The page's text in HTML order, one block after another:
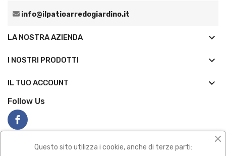
info@ilpatioarredogiardino.it
LA NOSTRA AZIENDA keyboard_arrow_down
I NOSTRI PRODOTTI keyboard_arrow_down
IL TUO ACCOUNT 
Follow Us
Questo sito utilizza i cookie, anche di terze parti: